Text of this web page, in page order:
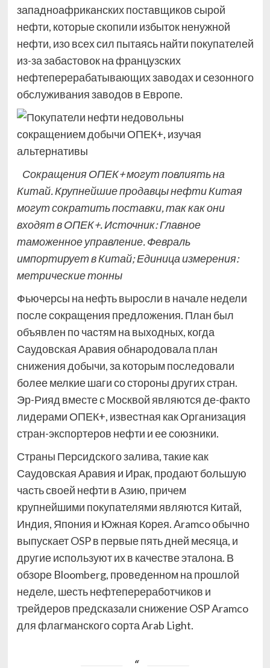
западноафриканских поставщиков сырой
нефти, которые скопили избыток ненужной
нефти, изо всех сил пытаясь найти покупателей
из-за забастовок на французских
нефтеперерабатывающих заводах и сезонного
обслуживания заводов в Европе.
Сокращения ОПЕК+ могут повлиять на
Китай. Крупнейшие продавцы нефти Китая
могут сократить поставки, так как они
входят в ОПЕК+. Источник: Главное
таможенное управление. Февраль
импортирует в Китай; Единица измерения:
метрические тонны
Фьючерсы на нефть выросли в начале недели
после сокращения предложения. План был
объявлен по частям на выходных, когда
Саудовская Аравия обнародовала план
снижения добычи, за которым последовали
более мелкие шаги со стороны других стран.
Эр-Рияд вместе с Москвой являются де-факто
лидерами ОПЕК+, известная как Организация
стран-экспортеров нефти и ее союзники.
Страны Персидского залива, такие как
Саудовская Аравия и Ирак, продают большую
часть своей нефти в Азию, причем
крупнейшими покупателями являются Китай,
Индия, Япония и Южная Корея. Aramco обычно
выпускает OSP в первые пять дней месяца, и
другие используют их в качестве эталона. В
обзоре Bloomberg, проведенном на прошлой
неделе, шесть нефтепереработчиков и
трейдеров предсказали снижение OSP Aramco
для флагманского сорта Arab Light.